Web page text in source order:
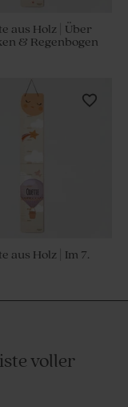
aus Holz | Über
& Regenbogen
aus Holz | Im 7.
voller